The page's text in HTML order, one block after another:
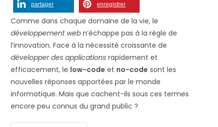
partager enregistrer
Comme dans chaque domaine de la vie, le
développement web n’échappe pas à la règle de
l’innovation. Face à la nécessité croissante de
développer des applications rapidement et
efficacement, le low-code et no-code sont les
nouvelles réponses apportées par le monde
informatique. Mais que cachent-ils sous ces termes
encore peu connus du grand public ?